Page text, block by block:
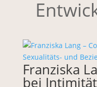
Franziska
bei